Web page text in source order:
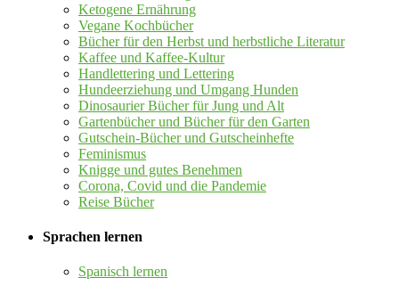
Ketogene Ernährung
Vegane Kochbücher
Bücher für den Herbst und herbstliche Literatur
Kaffee und Kaffee-Kultur
Handlettering und Lettering
Hundeerziehung und Umgang Hunden
Dinosaurier Bücher für Jung und Alt
Gartenbücher und Bücher für den Garten
Gutschein-Bücher und Gutscheinhefte
Feminismus
Knigge und gutes Benehmen
Corona, Covid und die Pandemie
Reise Bücher
Sprachen lernen
Spanisch lernen